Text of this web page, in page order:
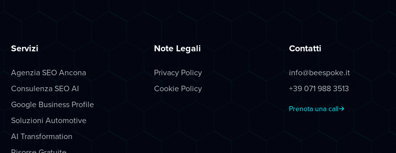
Servizi
Agenzia SEO Ancona
Consulenza SEO AI
Google Business Profile
Soluzioni Automotive
AI Transformation
Note Legali
Privacy Policy
Cookie Policy
Contatti
info@beespoke.it
+39 071 988 3513
Prenota una call